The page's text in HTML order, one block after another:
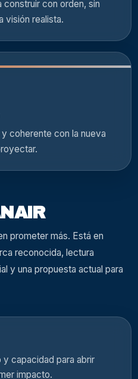
con orden, sin
visión realista.
coherente con la nueva
prometer más. Está en
reconocida, lectura
y una propuesta actual para
capacidad para abrir
impacto.